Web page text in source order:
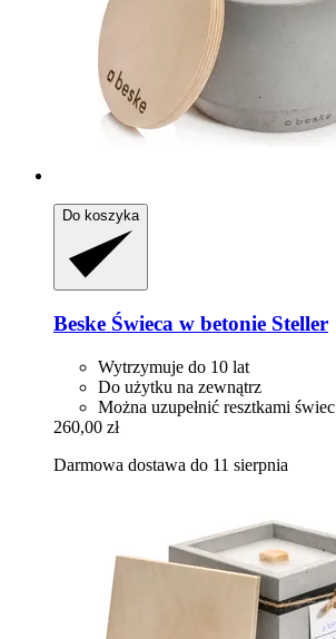
Do koszyka
Beske Świeca w betonie Steller
Wytrzymuje do 10 lat
Do użytku na zewnątrz
Można uzupełnić resztkami świec
260,00 zł
Darmowa dostawa do 11 sierpnia